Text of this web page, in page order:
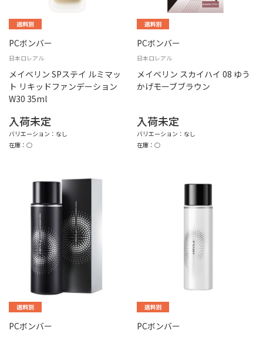
PCボンバー
日本ロレアル
メイベリン SPステイ ルミマッ
ト リキッドファンデーション
W30 35ml
入荷未定
バリエーション：なし
在庫：○
PCボンバー
日本ロレアル
メイベリン スカイハイ 08 ゆう
かげモーブブラウン
入荷未定
バリエーション：なし
在庫：○
PCボンバー
PCボンバー